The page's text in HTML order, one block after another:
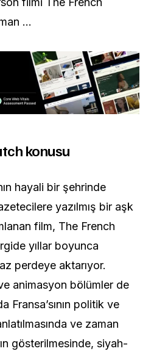
konusu
hayali bir şehrinde
yazılmış bir aşk
film, The French
yıllar boyunca
perdeye aktarıyor.
animasyon bölümler de
Fransa’sının politik ve
ve zaman
gösterilmesinde, siyah-